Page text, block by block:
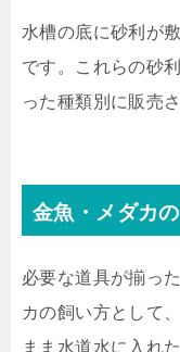
水槽の底に砂利が
です。これらの砂
った種類別に販売
金魚・メダカ
必要な道具が揃っ
カの飼い方として
まま水道水に入れ